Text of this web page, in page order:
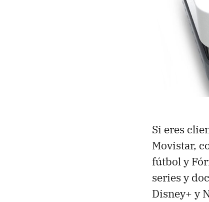
Si eres
Movistar,
fútbol y
series y
Disney+ y